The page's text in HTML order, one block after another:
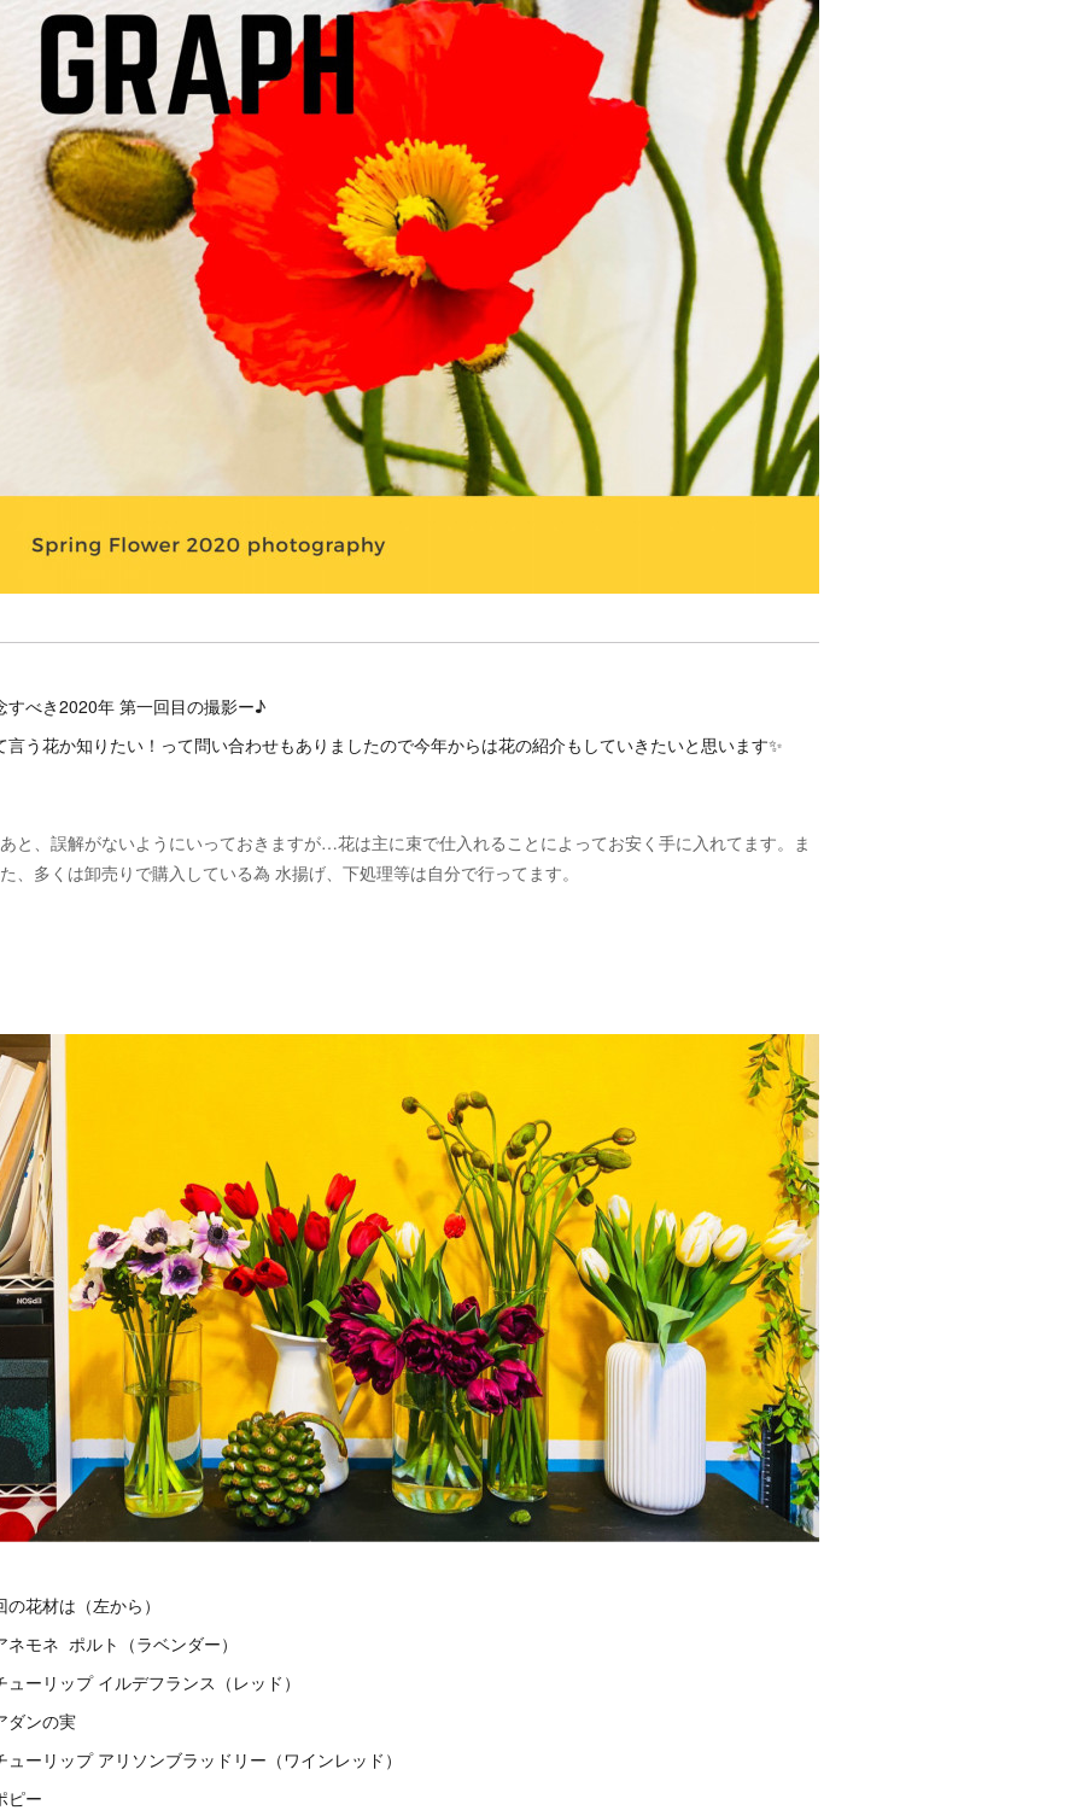
すべき2020年 第一回目の撮影ー♪
言う花か知りたい！って問い合わせもありましたので今年からは花の紹介もしていきたいと思います✨
あと、誤解がないようにいっておきますが…花は主に束で仕入れることによってお安く手に入れてます。ま
た、多くは卸売りで購入している為 水揚げ、下処理等は自分で行ってます。
の花材は（左から）
ネモネ ポルト（ラベンダー）
ューリップ イルデフランス（レッド）
ダンの実
ューリップ アリソンブラッドリー（ワインレッド）
ピー